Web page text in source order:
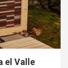
el Valle